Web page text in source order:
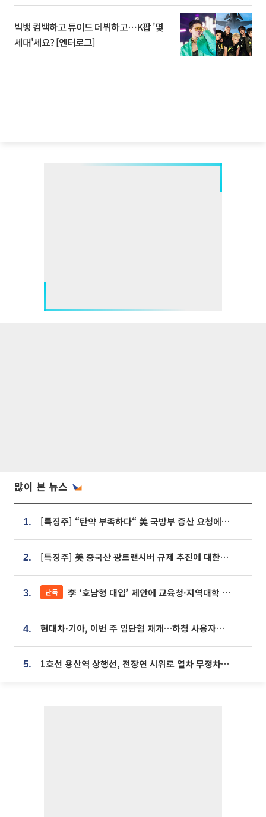
빅뱅 컴백하고 튜이드 데뷔하고⋯K팝 '몇
세대'세요? [엔터로그]
많이 본 뉴스
1. [특징주] “탄약 부족하다“ 美 국방부 증산 요청에⋯국내 방산주 급등세
2. [특징주] 美 중국산 광트랜시버 규제 추진에 대한광통신 등 광통신株 강세
3. 단독 李 ‘호남형 대입’ 제안에 교육청·지역대학 서·논술형 입시 연계 '착수'
4. 현대차·기아, 이번 주 임단협 재개…하청 사용자성 재심도 ‘변수’
5. 1호선 용산역 상행선, 전장연 시위로 열차 무정차 운행